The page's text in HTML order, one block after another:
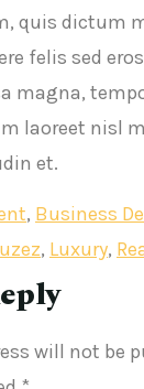
quis dictum
felis sed
magna,
laoreet nisl
et.
, Business
, Luxury,
will not be